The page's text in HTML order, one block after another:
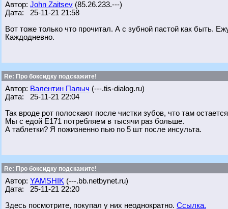
Автор: John Zaitsev (85.26.233.---)
Дата: 25-11-21 21:58
Вот тоже только что прочитал. А с зубной пастой как быть.
Каждодневно.
Re: Про боксидку подскажите!
Автор: Валентин Палыч (---.tis-dialog.ru)
Дата: 25-11-21 22:04
Так вроде рот полоскают после чистки зубов, что там
Мы с едой Е171 потребляем в тысячи раз больше.
А таблетки? Я пожизненно пью по 5 шт после инсульта.
Re: Про боксидку подскажите!
Автор: YAMSHIK (---.bb.netbynet.ru)
Дата: 25-11-21 22:20
Здесь посмотрите, покупал у них неоднократно. Ссылка.